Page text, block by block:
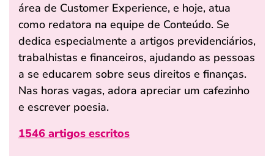
área de Customer Experience, e hoje, atua
como redatora na equipe de Conteúdo. Se
dedica especialmente a artigos previdenciários,
trabalhistas e financeiros, ajudando as pessoas
a se educarem sobre seus direitos e finanças.
Nas horas vagas, adora apreciar um cafezinho
e escrever poesia.
1546 artigos escritos